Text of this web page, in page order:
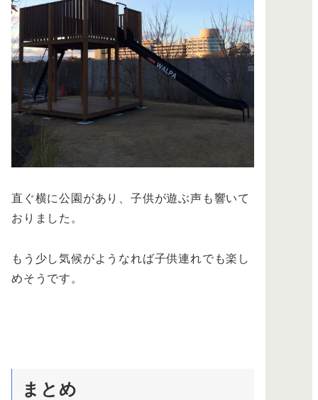
直ぐ横に公園があり、子供が遊ぶ声も響いて
おりました。
もう少し気候がようなれば子供連れでも楽し
めそうです。
まとめ